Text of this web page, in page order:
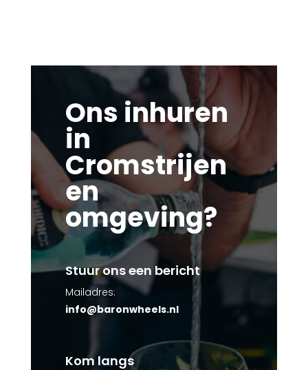
Ons inhuren
in
Cromstrijen
en
omgeving?
Stuur ons een bericht
Mailadres:
info@baronwheels.nl
Kom langs